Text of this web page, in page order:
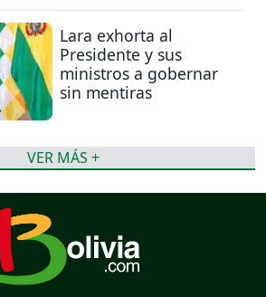
Lara exhorta al
Presidente y sus
ministros a gobernar
sin mentiras
VER MÁS +